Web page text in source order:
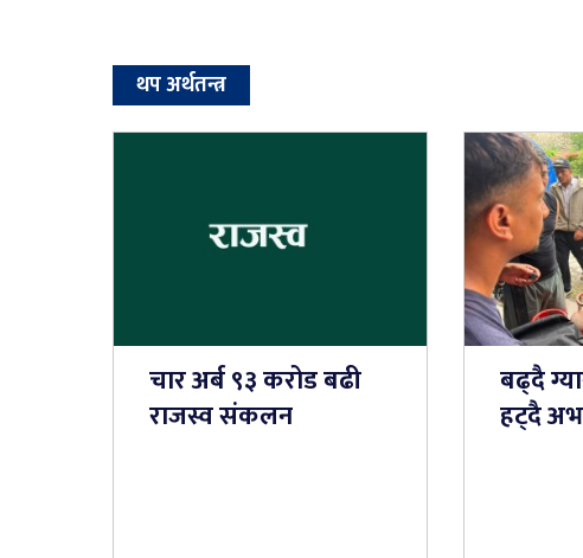
थप अर्थतन्त्र
चार अर्ब ९३ करोड बढी
राजस्व संकलन
बढ्दै
हट्दै